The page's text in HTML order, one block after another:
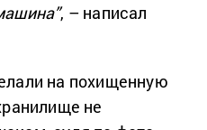
, – написал
на похищенную
не